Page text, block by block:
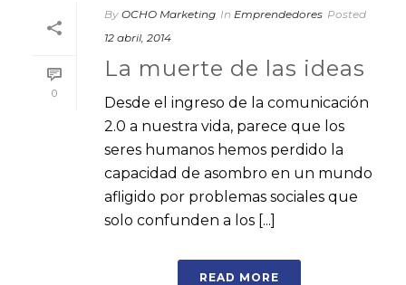
0
By OCHO Marketing In Emprendedores Posted
12 abril, 2014
La muerte de las ideas
Desde el ingreso de la comunicación
2.0 a nuestra vida, parece que los
seres humanos hemos perdido la
capacidad de asombro en un mundo
afligido por problemas sociales que
solo confunden a los [...]
READ MORE